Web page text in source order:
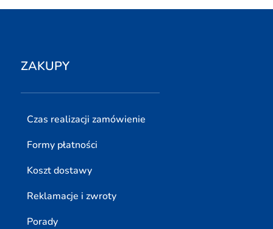
ZAKUPY
Czas realizacji zamówienie
Formy płatności
Koszt dostawy
Reklamacje i zwroty
Porady